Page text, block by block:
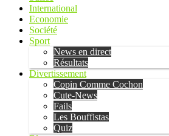
International
Economie
Société
Sport
News en direct
Résultats
Divertissement
Copin Comme Cochon
Cute-News
Fails
Les Bouffistas
Quiz